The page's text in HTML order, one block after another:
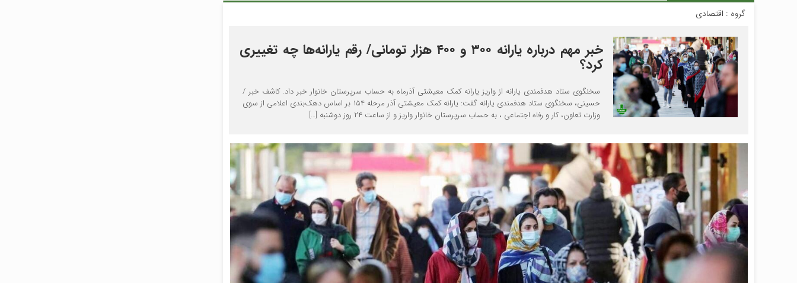
گروه : اقتصادی
خبر مهم درباره یارانه ۳۰۰ و ۴۰۰ هزار تومانی/ رقم یارانه‌ها چه تغییری
کرد؟
سخنگوی ستاد هدفمندی یارانه از واریز یارانه کمک معیشتی آذرماه به حساب سرپرستان خانوار خبر داد. کاشف خبر /
حسینی، سخنگوی ستاد هدفمندی یارانه گفت: یارانه کمک معیشتی آذر مرحله ۱۵۴ بر اساس دهک‌بندی اعلامی از سوی
وزارت تعاون، کار و رفاه اجتماعی ، به حساب سرپرستان خانوار واریز و از ساعت ۲۴ روز دوشنبه […]